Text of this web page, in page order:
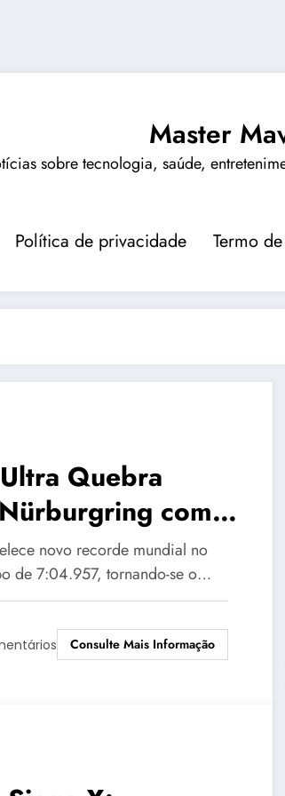
Master
sobre tecnologia, saúde,
Política de privacidade Termo
Quebra
com
novo recorde mundial no
de 7:04.957, tornando-se o…
Consulte Mais Informação